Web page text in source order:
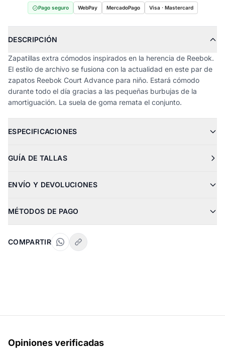
Pago seguro WebPay MercadoPago Visa · Mastercard
DESCRIPCIÓN
Zapatillas extra cómodos inspirados en la herencia de Reebok.
El estilo de archivo se fusiona con la actualidad en este par de
zapatos Reebok Court Advance para niño. Estará cómodo
durante todo el día gracias a las pequeñas burbujas de la
amortiguación. La suela de goma remata el conjunto.
ESPECIFICACIONES
GUÍA DE TALLAS
ENVÍO Y DEVOLUCIONES
MÉTODOS DE PAGO
COMPARTIR
Opiniones verificadas